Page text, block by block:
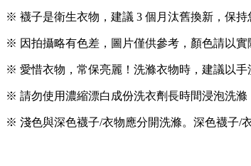
※ 襪子是衛生衣物，建議 3 個月汰舊換新，保持
※ 因拍攝略有色差，圖片僅供參考，顏色請以實
※ 愛惜衣物，常保亮麗！洗滌衣物時，建議以手
※ 請勿使用濃縮漂白成份洗衣劑長時間浸泡洗滌
※ 淺色與深色襪子/衣物應分開洗滌。深色襪子/